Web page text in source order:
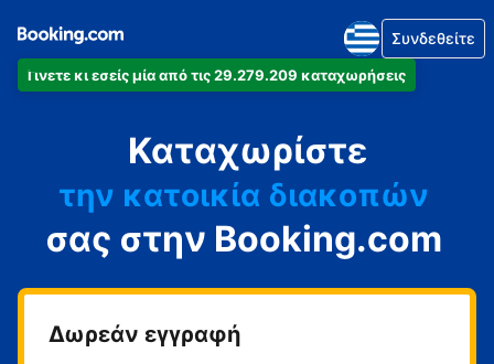
Γίνετε κι εσείς μία από τις 29.279.209 καταχωρήσεις
Συνδεθείτε
Καταχωρίστε
το ξενοδοχείο
την κατοικία διακοπών
τον ξενώνα
τη βίλα
σας στην Booking.com
Δωρεάν εγγραφή